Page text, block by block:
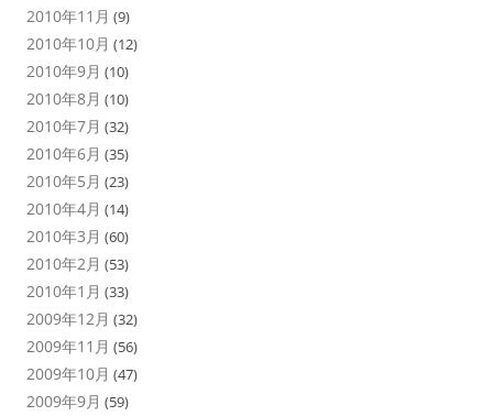
2010年11月 (9)
2010年10月 (12)
2010年9月 (10)
2010年8月 (10)
2010年7月 (32)
2010年6月 (35)
2010年5月 (23)
2010年4月 (14)
2010年3月 (60)
2010年2月 (53)
2010年1月 (33)
2009年12月 (32)
2009年11月 (56)
2009年10月 (47)
2009年9月 (59)